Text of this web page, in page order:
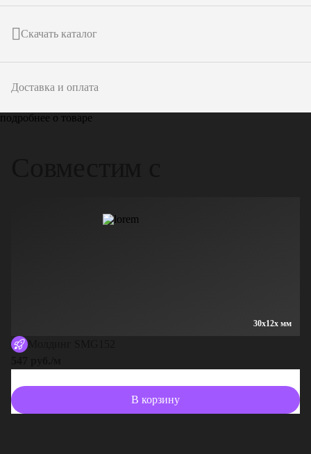
Скачать каталог
Доставка и оплата
подробнее о товаре
30x12x мм
В корзину